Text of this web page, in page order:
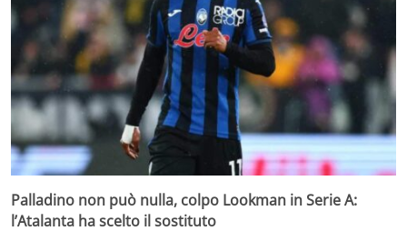
Palladino non può nulla, colpo Lookman in Serie A:
l’Atalanta ha scelto il sostituto